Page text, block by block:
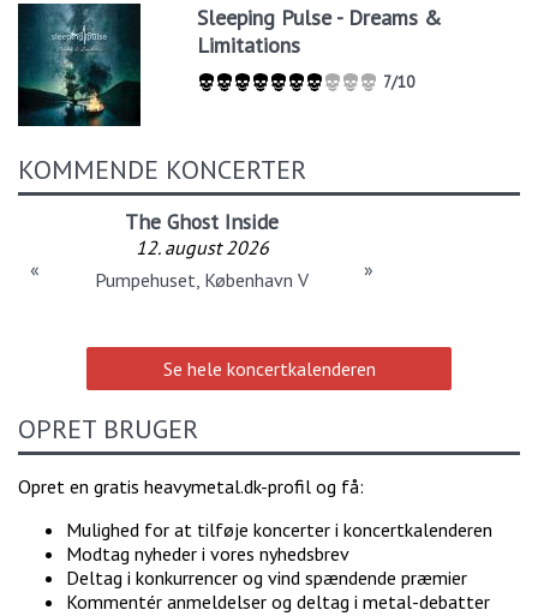
Sleeping Pulse - Dreams &
Limitations
7/10
KOMMENDE KONCERTER
The Ghost Inside
12. august 2026
Pumpehuset, København V
« »
Se hele koncertkalenderen
OPRET BRUGER
Opret en gratis heavymetal.dk-profil og få:
Mulighed for at tilføje koncerter i koncertkalenderen
Modtag nyheder i vores nyhedsbrev
Deltag i konkurrencer og vind spændende præmier
Kommentér anmeldelser og deltag i metal-debatter